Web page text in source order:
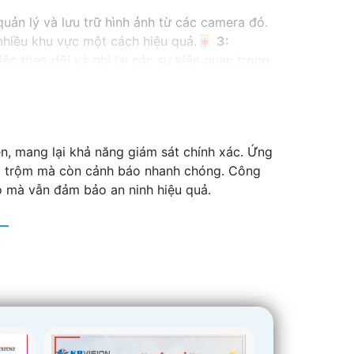
lý và lưu trữ hình ảnh từ các camera đó.
khu vực một cách hiệu quả.🀄 3:
lưu trữ một lượng lớn dữ liệu hình ảnh.🗜️
lại và quản lý hình ảnh từ các camera
để chọn được sản phẩm tốt nhất cho
mang lại khả năng giám sát chính xác. Ứng
mà còn cảnh báo nhanh chóng. Công
vẫn đảm bảo an ninh hiệu quả.